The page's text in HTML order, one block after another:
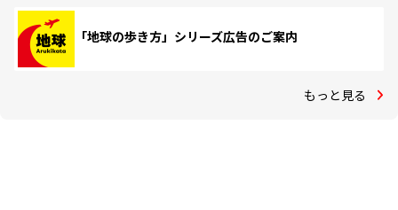
「地球の歩き方」シリーズ広告のご案内
もっと見る